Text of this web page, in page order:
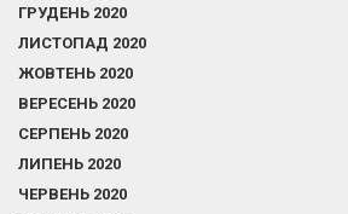
ГРУДЕНЬ 2020
ЛИСТОПАД 2020
ЖОВТЕНЬ 2020
ВЕРЕСЕНЬ 2020
СЕРПЕНЬ 2020
ЛИПЕНЬ 2020
ЧЕРВЕНЬ 2020